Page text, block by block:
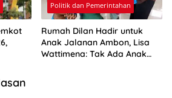
Politik dan Pemerintahan
Rumah Dilan Hadir untuk
Anak Jalanan Ambon, Lisa
Wattimena: Tak Ada Anak